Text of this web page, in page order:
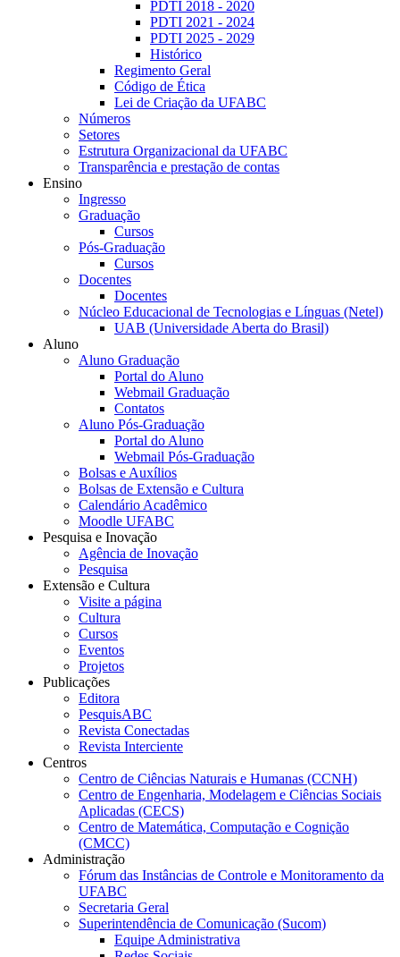
PDTI 2018 - 2020
PDTI 2021 - 2024
PDTI 2025 - 2029
Histórico
Regimento Geral
Código de Ética
Lei de Criação da UFABC
Números
Setores
Estrutura Organizacional da UFABC
Transparência e prestação de contas
Ensino
Ingresso
Graduação
Cursos
Pós-Graduação
Cursos
Docentes
Docentes
Núcleo Educacional de Tecnologias e Línguas (Netel)
UAB (Universidade Aberta do Brasil)
Aluno
Aluno Graduação
Portal do Aluno
Webmail Graduação
Contatos
Aluno Pós-Graduação
Portal do Aluno
Webmail Pós-Graduação
Bolsas e Auxílios
Bolsas de Extensão e Cultura
Calendário Acadêmico
Moodle UFABC
Pesquisa e Inovação
Agência de Inovação
Pesquisa
Extensão e Cultura
Visite a página
Cultura
Cursos
Eventos
Projetos
Publicações
Editora
PesquisABC
Revista Conectadas
Revista Interciente
Centros
Centro de Ciências Naturais e Humanas (CCNH)
Centro de Engenharia, Modelagem e Ciências Sociais
Aplicadas (CECS)
Centro de Matemática, Computação e Cognição
(CMCC)
Administração
Fórum das Instâncias de Controle e Monitoramento da
UFABC
Secretaria Geral
Superintendência de Comunicação (Sucom)
Equipe Administrativa